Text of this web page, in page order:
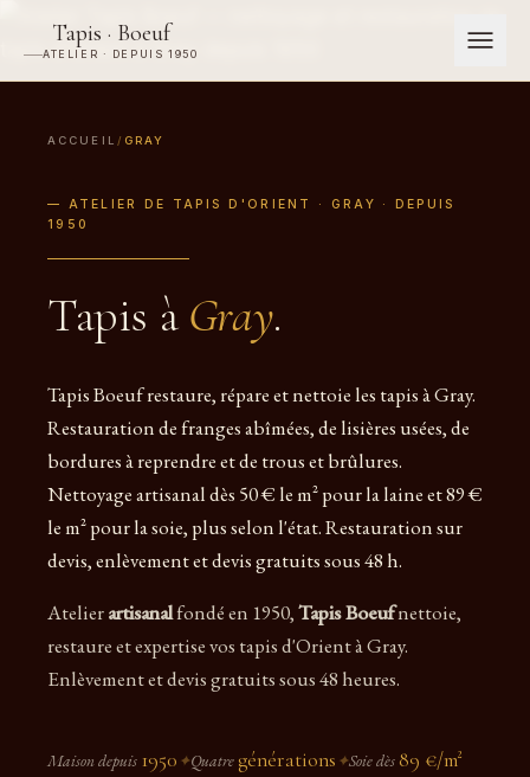
Tapis · Boeuf
ATELIER · DEPUIS 1950
ACCUEIL / GRAY
— ATELIER DE TAPIS D'ORIENT · GRAY · DEPUIS
1950
Tapis à Gray.
Tapis Boeuf restaure, répare et nettoie les tapis à Gray.
Restauration de franges abîmées, de lisières usées, de
bordures à reprendre et de trous et brûlures.
Nettoyage artisanal dès 50 € le m² pour la laine et 89 €
le m² pour la soie, plus selon l'état. Restauration sur
devis, enlèvement et devis gratuits sous 48 h.
Atelierartisanalfondé en 1950,Tapis Boeufnettoie,
restaure et expertise vos tapis d'Orient à Gray.
Enlèvement et devis gratuits sous 48 heures.
Maison depuis 1950 ✦Quatre générations ✦Soie dès 89 €/m²